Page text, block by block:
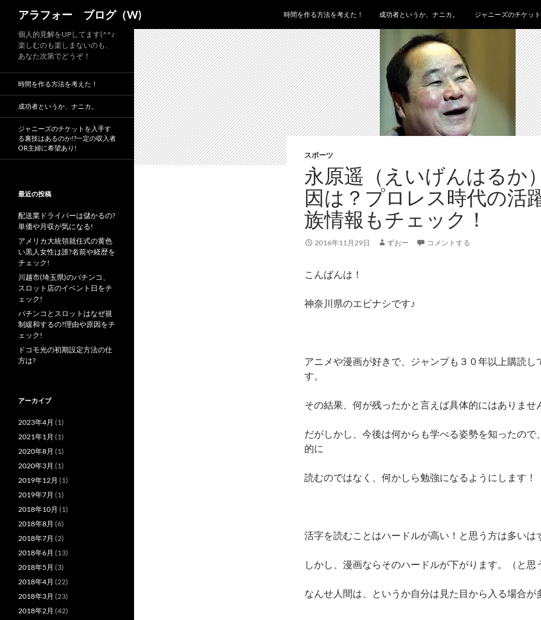
ツ
アラフォー ブログ（W) 時間を作る方法を考えた！ 成功者というか、ナニカ。 ジャニーズのチケッ
スポーツ
永原遥（えいげんはるか
因は？プロレス時代の活
族情報もチェック！
2016年11月29日 ずおー コメントする
こんばんは！
神奈川県のエビナシです♪
アニメや漫画が好きで、ジャンプも３０年以上購読し
す。
その結果、何が残ったかと言えば具体的にはありませ
だがしかし、今後は何からも学べる姿勢を知ったので
的に
読むのではなく、何かしら勉強になるようにします！
活字を読むことはハードルが高い！と思う方は多いは
しかし、漫画ならそのハードルが下がります。（と思
なんせ人間は、というか自分は見た目から入る場合が
個人的見解をUPしてます(^^♪
楽しむのも楽しまないのも、
あなた次第でどうぞ！
時間を作る方法を考えた！
成功者というか、ナニカ。
ジャニーズのチケットを入手す
る裏技はあるのか!?一定の収入者
OR主婦に希望あり!
最近の投稿
配送業ドライバーは儲かるの?
単価や月収が気になる!
アメリカ大統領就任式の黄色
い黒人女性は誰?名前や経歴を
チェック!
川越市(埼玉県)のパチンコ、
スロット店のイベント日をチ
ェック!
パチンコとスロットはなぜ規
制緩和するの?理由や原因をチ
ェック!
ドコモ光の初期設定方法の仕
方は?
アーカイブ
2023年4月 (1)
2021年1月 (1)
2020年8月 (1)
2020年3月 (1)
2019年12月 (1)
2019年7月 (1)
2018年10月 (1)
2018年8月 (6)
2018年7月 (2)
2018年6月 (13)
2018年5月 (3)
2018年4月 (22)
2018年3月 (23)
2018年2月 (42)